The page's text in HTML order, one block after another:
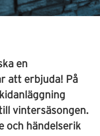
en
att erbjuda! På
vintersäsongen.
och händelserik